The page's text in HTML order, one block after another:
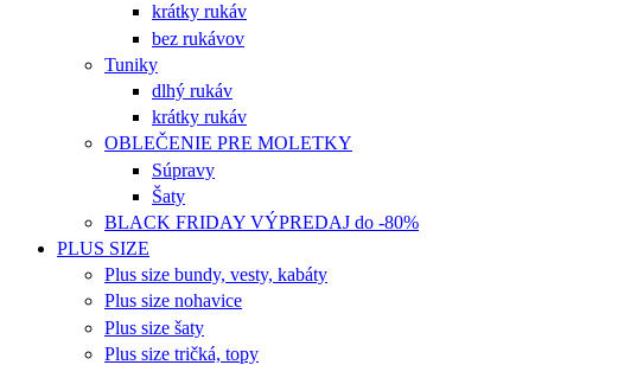
krátky rukáv
bez rukávov
Tuniky
dlhý rukáv
krátky rukáv
OBLEČENIE PRE MOLETKY
Súpravy
Šaty
BLACK FRIDAY VÝPREDAJ do -80%
PLUS SIZE
Plus size bundy, vesty, kabáty
Plus size nohavice
Plus size šaty
Plus size tričká, topy